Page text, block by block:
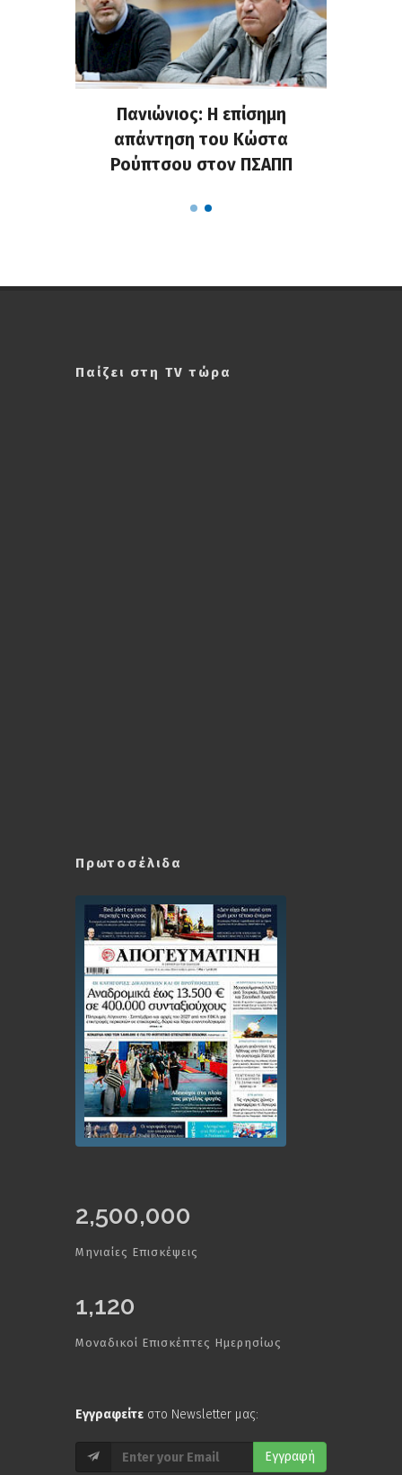
Πανιώνιος: Η επίσημη
απάντηση του Κώστα
Ρούπτσου στον ΠΣΑΠΠ
Παίζει στη TV τώρα
Πρωτοσέλιδα
2,500,000
Μηνιαίες Επισκέψεις
1,120
Μοναδικοί Επισκέπτες Ημερησίως
Εγγραφείτε στο Newsletter μας:
Εγγραφή